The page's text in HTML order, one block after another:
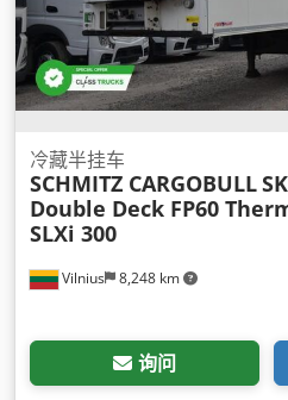
Vilnius 8,248 km
冷藏半挂车
SCHMITZ CARGOBULL
Double Deck FP60
SLXi 300
询问